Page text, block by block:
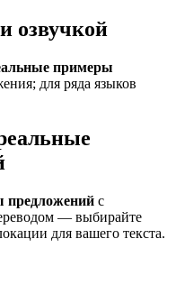
озвучкой
примеры
для ряда языков
предложений с
— выбирайте
для вашего текста.